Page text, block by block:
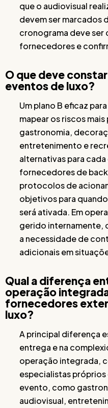
que o audiovisual
devem ser marcados
cronograma deve
fornecedores e
O que deve
eventos de luxo?
Um plano B eficaz
mapear os riscos
gastronomia,
entretenimento e
alternativas para
fornecedores de
protocolos de
objetivos para
será ativada. Em
gerido internamente,
a necessidade de
adicionais em
Qual a diferença
operação
fornecedores
luxo?
A principal diferença
entrega e na
operação integrada,
especialistas
evento, como
audiovisual,